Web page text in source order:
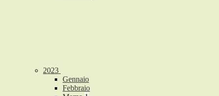
2023
Gennaio
Febbraio